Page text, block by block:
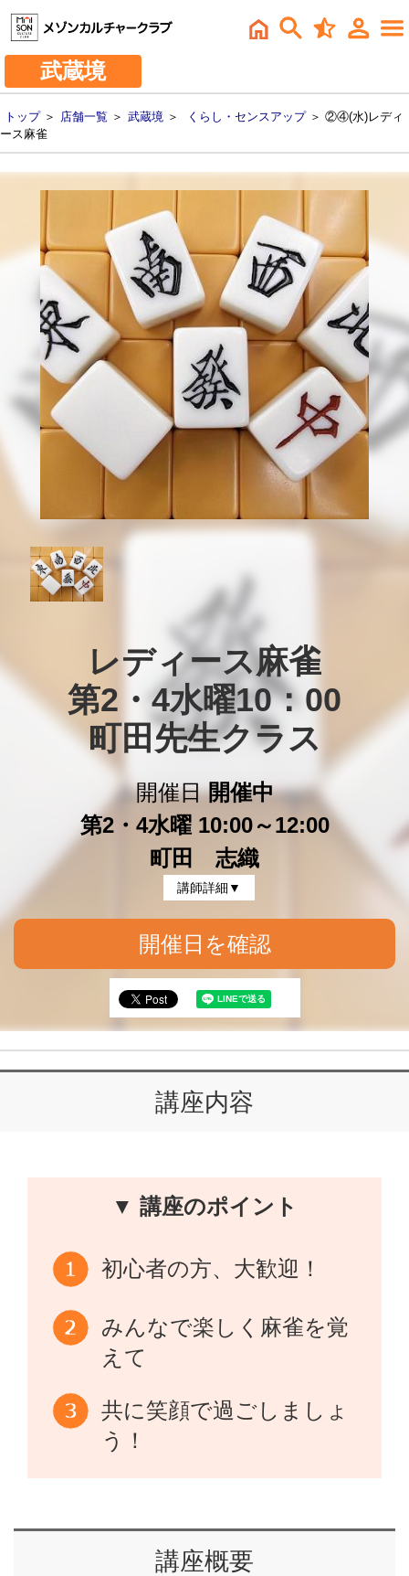
武蔵境
トップ＞ 店舗一覧 ＞ 武蔵境 ＞ くらし・センスアップ＞ ②④(水)レディ
ース麻雀
レディース麻雀
第2・4水曜10：00
町田先生クラス
開催日開催中
第2・4水曜 10:00～12:00
町田 志織
講師詳細▼
開催日を確認
講座内容
▼ 講座のポイント
初心者の方、大歓迎！
みんなで楽しく麻雀を覚
えて
共に笑顔で過ごしましょ
う！
講座概要